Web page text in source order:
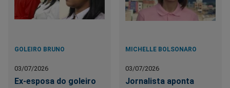
GOLEIRO BRUNO
03/07/2026
Ex-esposa do goleiro
MICHELLE BOLSONARO
03/07/2026
Jornalista aponta